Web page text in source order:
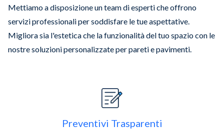
Mettiamo a disposizione un team di esperti che offrono
servizi professionali per soddisfare le tue aspettative.
Migliora sia l'estetica che la funzionalità del tuo spazio con le
nostre soluzioni personalizzate per pareti e pavimenti.
Preventivi Trasparenti